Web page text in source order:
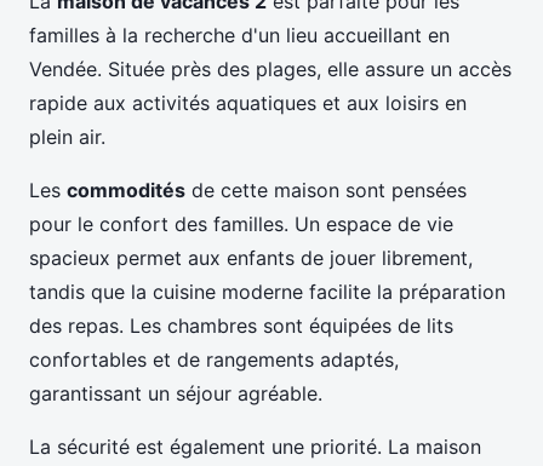
familles à la recherche d'un lieu accueillant en
Vendée. Située près des plages, elle assure un accès
rapide aux activités aquatiques et aux loisirs en
plein air.
Les commodités de cette maison sont pensées
pour le confort des familles. Un espace de vie
spacieux permet aux enfants de jouer librement,
tandis que la cuisine moderne facilite la préparation
des repas. Les chambres sont équipées de lits
confortables et de rangements adaptés,
garantissant un séjour agréable.
La sécurité est également une priorité. La maison